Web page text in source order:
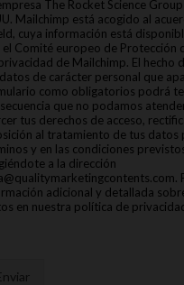
The Rocket Science Group
Mailchimp está acogido al
cuya información está
Comité europeo de Protección
de Mailchimp. El hecho
de carácter personal que
como obligatorios podrá
que no podamos
tus derechos de acceso,
al tratamiento de tus datos
y en las condiciones
a la dirección
adicional y detallada
en nuestra política de